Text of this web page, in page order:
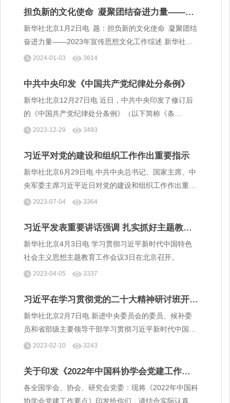
担负新的文化使命 凝聚团结奋进力量——
2023年宣传思想文化工作综述
新华社北京1月2日电 题：担负新的文化使命 凝聚团结
奋进力量——2023年宣传思想文化工作综述 新华社记
者王子铭、王鹏、高蕾、王明玉
2024-01-03 3614
中共中央印发《中国共产党纪律处分条例》
新华社北京12月27日电 近日，中共中央印发了修订后
的《中国共产党纪律处分条例》（以下简称《条
例》），并发出通知，要求各地区各部门认真遵照执
2023-12-29 3493
习近平对党的建设和组织工作作出重要指示
新华社北京6月29日电 中共中央总书记、国家主席、中
央军委主席习近平近日对党的建设和组织工作作出重要
指示指出，全面建设社会主义现代化国家，全面推进中
2023-07-04 3364
习近平发表重要讲话强调 扎实抓好主题教育
为奋进新征程凝心聚力
​新华社北京4月3日电 学习贯彻习近平新时代中国特色
社会主义思想主题教育工作会议3日在北京召开。
2023-04-05 3337
习近平在学习贯彻党的二十大精神研讨班开班
式上发表重要讲话
新华社北京2月7日电 新进中央委员会的委员、候补委
员和省部级主要领导干部学习贯彻习近平新时代中国特
色社会主义思想和党的二十大精神研讨班7日上午在中
2023-02-10 3243
关于印发《2022年中国科协学会党建工作要
点》的通知
各全国学会、协会、研究会党委：现将《2022年中国科
协学会党建工作要点》印发给你们，请结合实际认真贯